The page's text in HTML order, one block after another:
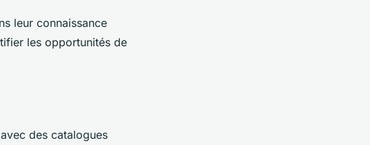
leur connaissance
les opportunités de
des catalogues